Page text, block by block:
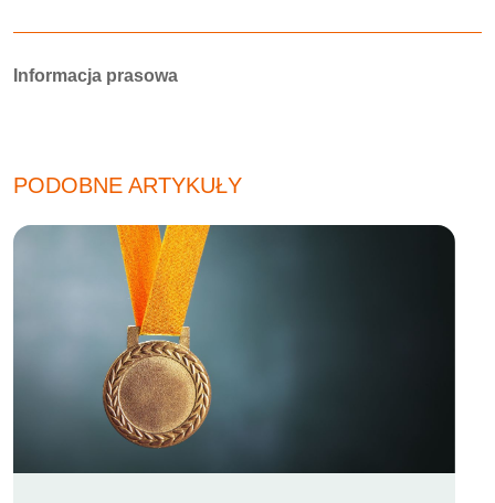
Autorzy:
Informacja prasowa
PODOBNE ARTYKUŁY